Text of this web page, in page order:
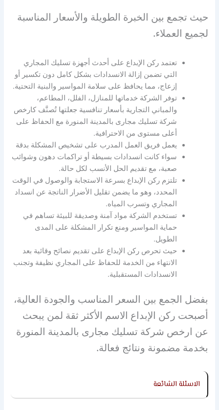
حيث تجمع بين الخبرة الطويلة والأسعار المناسبة
لجميع العملاء.
تعتمد ركن الإبداع على أحدث أجهزة تسليك المجاري
التي تضمن إزالة الانسدادات بشكل كامل دون تكسير أو
إزعاج، مما يحافظ على سلامة المواسير والبنية التحتية.
توفر الشركة خدماتها للمنازل، الفلل، المطاعم،
والمباني التجارية بأسعار تنافسية جعلتها تُصنَّف كارخص
شركة تسليك مجارى بالمدينة المنورة مع الحفاظ على
أعلى مستوى من الاحترافية.
يعمل فريق العمل المدرب على تشخيص المشكلة بدقة
سواء كانت انسدادات بسيطة أو تراكمات دهون وشوائب
صعبة، مع تقديم الحل الأنسب لكل حالة.
تلتزم ركن الإبداع بسرعة الاستجابة والوصول في الوقت
المحدد، وهو ما يضمن تقليل الأضرار الناتجة عن انسداد
المجاري وتسرب المياه.
تستخدم الشركة مواد آمنة وصديقة للبيئة تساهم في
حماية المواسير ومنع تكرار المشكلة على المدى
الطويل.
حيث تحرص ركن الإبداع على تقديم نصائح وقائية بعد
الانتهاء من الخدمة للحفاظ على المجاري نظيفة وتجنب
الانسدادات المستقبلية.
بفضل الجمع بين السعر المناسب والجودة العالية،
أصبحت ركن الإبداع الاسم الأكثر ثقة لمن يبحث
عن ارخص شركة تسليك مجارى بالمدينة المنورة
بخدمة مضمونة ونتائج فعالة.
الاسئلة الشائعة